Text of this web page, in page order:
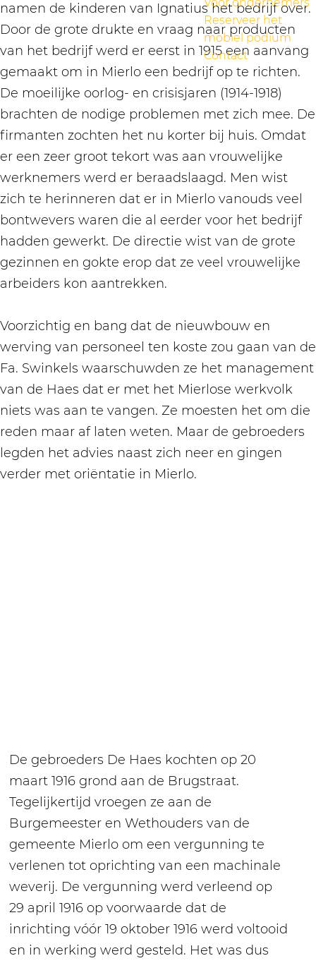
Reserveer het
mobiel podium
Contact
namen de kinderen van Ignatius het bedrijf over.
Door de grote drukte en vraag naar producten
van het bedrijf werd er eerst in 1915 een aanvang
gemaakt om in Mierlo een bedrijf op te richten.
De moeilijke oorlog- en crisisjaren (1914-1918)
brachten de nodige problemen met zich mee. De
firmanten zochten het nu korter bij huis. Omdat
er een zeer groot tekort was aan vrouwelijke
werknemers werd er beraadslaagd. Men wist
zich te herinneren dat er in Mierlo vanouds veel
bontwevers waren die al eerder voor het bedrijf
hadden gewerkt. De directie wist van de grote
gezinnen en gokte erop dat ze veel vrouwelijke
arbeiders kon aantrekken.
Voorzichtig en bang dat de nieuwbouw en
werving van personeel ten koste zou gaan van de
Fa. Swinkels waarschuwden ze het management
van de Haes dat er met het Mierlose werkvolk
niets was aan te vangen. Ze moesten het om die
reden maar af laten weten. Maar de gebroeders
legden het advies naast zich neer en gingen
verder met oriëntatie in Mierlo.
De gebroeders De Haes kochten op 20
maart 1916 grond aan de Brugstraat.
Tegelijkertijd vroegen ze aan de
Burgemeester en Wethouders van de
gemeente Mierlo om een vergunning te
verlenen tot oprichting van een machinale
weverij. De vergunning werd verleend op
29 april 1916 op voorwaarde dat de
inrichting vóór 19 oktober 1916 werd voltooid
en in werking werd gesteld. Het was dus